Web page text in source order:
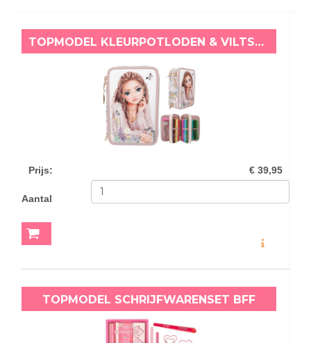
TOPMODEL KLEURPOTLODEN & VILTSTIFTEN ETUI SUMMER FEELING HAYDEN
Prijs: € 39,95
Aantal
TOPMODEL SCHRIJFWARENSET BFF